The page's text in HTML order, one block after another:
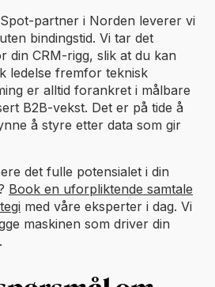
partner i Norden leverer vi
bindingstid. Vi tar det
din CRM-rigg, slik at du kan
ledelse fremfor teknisk
er alltid forankret i målbare
B2B-vekst. Det er på tide å
å styre etter data som gir
det fulle potensialet i din
Book en uforpliktende samtale
med våre eksperter i dag. Vi
maskinen som driver din